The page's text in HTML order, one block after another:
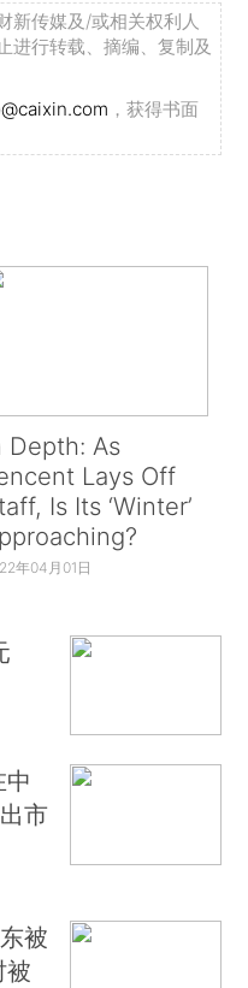
新传媒及/或相关权利人
进行转载、摘编、复制及
，获得书面
Depth: As
Lays Off
Is Its ‘Winter’
年04月01日
市
被
被